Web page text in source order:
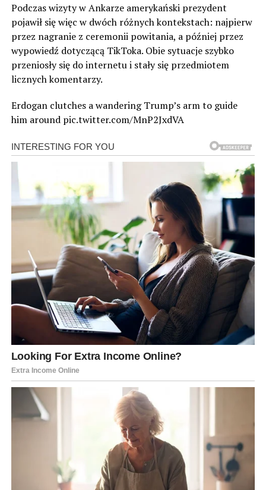
Podczas wizyty w Ankarze amerykański prezydent
pojawił się więc w dwóch różnych kontekstach: najpierw
przez nagranie z ceremonii powitania, a później przez
wypowiedź dotyczącą TikToka. Obie sytuacje szybko
przeniosły się do internetu i stały się przedmiotem
licznych komentarzy.
Erdogan clutches a wandering Trump’s arm to guide
him around pic.twitter.com/MnP2JxdVA